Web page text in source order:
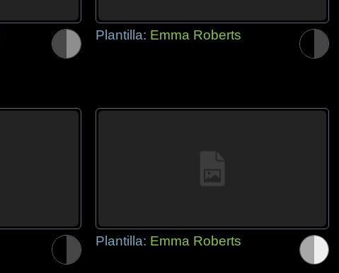
Plantilla: Emma Roberts
Plantilla: Emma Roberts